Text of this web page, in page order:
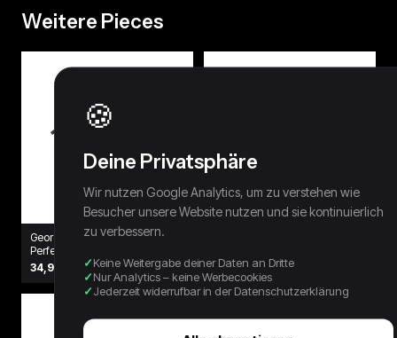
Weitere Pieces
George Gina & Lucy Miss
Perfect Tasche Grau
34,99 €
🍪
Deine Privatsphäre
Wir nutzen Google Analytics, um zu verstehen wie
Besucher unsere Website nutzen und sie kontinuierlich
zu verbessern.
Keine Weitergabe deiner Daten an Dritte
Nur Analytics – keine Werbecookies
Jederzeit widerrufbar in der Datenschutzerklärung